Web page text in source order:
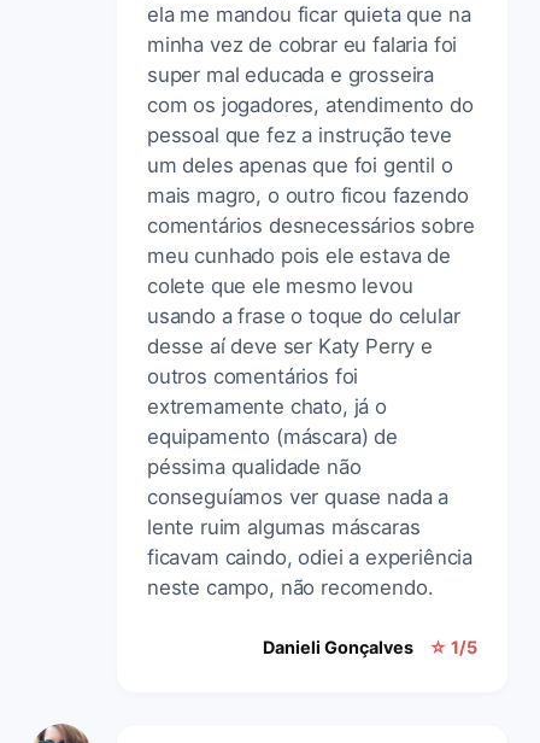
ela me mandou ficar quieta que na
minha vez de cobrar eu falaria foi
super mal educada e grosseira
com os jogadores, atendimento do
pessoal que fez a instrução teve
um deles apenas que foi gentil o
mais magro, o outro ficou fazendo
comentários desnecessários sobre
meu cunhado pois ele estava de
colete que ele mesmo levou
usando a frase o toque do celular
desse aí deve ser Katy Perry e
outros comentários foi
extremamente chato, já o
equipamento (máscara) de
péssima qualidade não
conseguíamos ver quase nada a
lente ruim algumas máscaras
ficavam caindo, odiei a experiência
neste campo, não recomendo.
Danieli Gonçalves ☆ 1/5